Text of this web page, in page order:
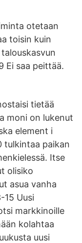
otetaan
toisin kuin
Ei saa peittää.
tietää
moni on lukenut
element i
tulkintaa paikan
Itse
olisiko
asua vanha
15 Uusi
markkinoille
kolahtaa
uusi